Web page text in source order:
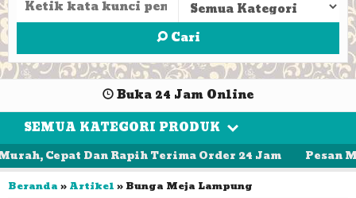
Cari
Buka 24 Jam Online
SEMUA KATEGORI PRODUK
Cepat Dan Rapih Terima Order 24 Jam
Pesan
Beranda»Artikel»Bunga Meja Lampung